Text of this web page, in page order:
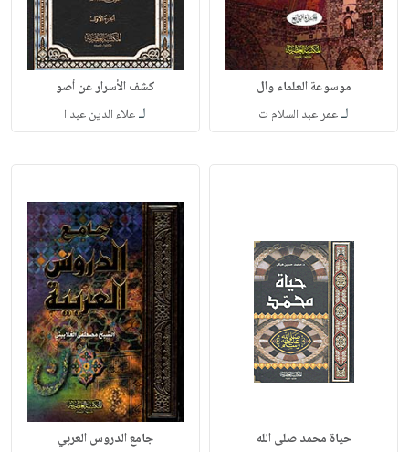
موسوعة العلماء وال
لـعمر عبد السلام ت
كشف الأسرار عن أصو
لـعلاء الدين عبد ا
حياة محمد صلى الله جامع الدروس العربي